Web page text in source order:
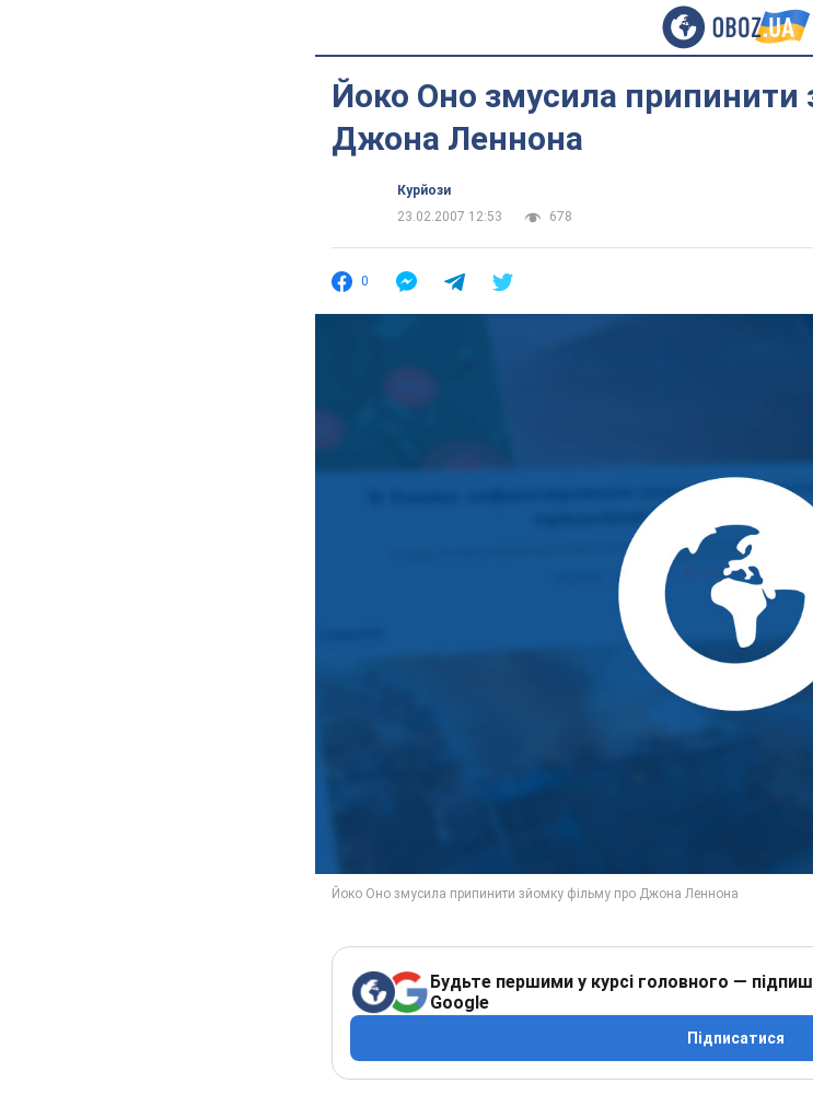
Йоко Оно змусила припинити
Джона Леннона
Курйози
23.02.2007 12:53
678
0
Будьте першими у курсі головного —
Google
Підписатися